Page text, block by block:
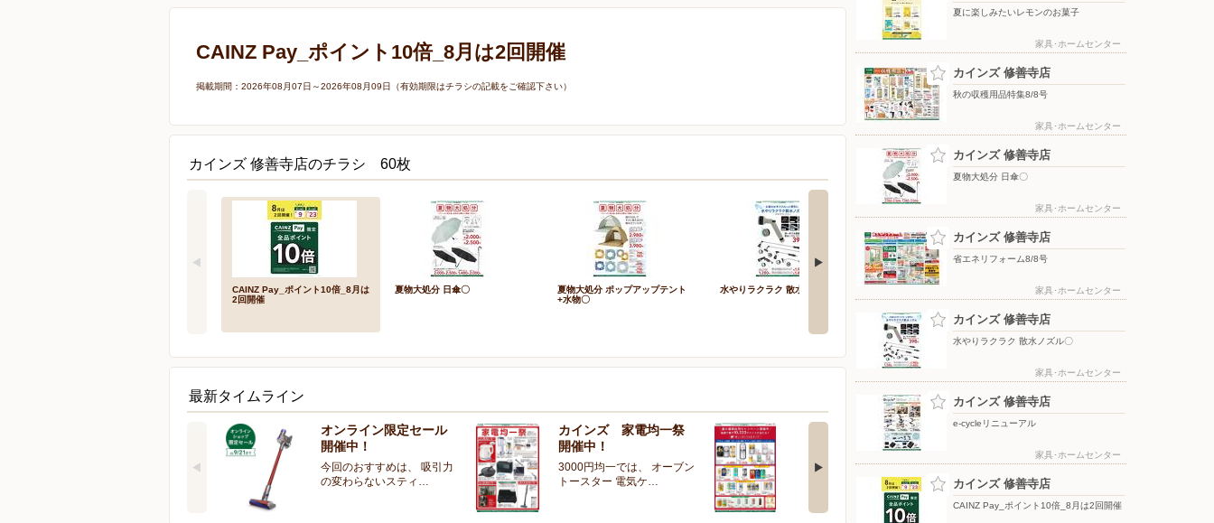
CAINZ Pay_ポイント10倍_8月は2回開催
掲載期間：2026年08月07日～2026年08月09日（有効期限はチラシの記載をご確認下さい）
カインズ 修善寺店のチラシ 60枚
CAINZ Pay_ポイント10倍_8月は
2回開催
夏物大処分 日傘〇
夏物大処分 ポップアップテント
+水物〇
水やりラクラク 散水ノズル〇
夏物大処分 ハンディーファン+氷
のう〇
最新タイムライン
オンライン限定セール
開催中！
今回のおすすめは、 吸引力
の変わらないスティ…
カインズ 家電均一祭
開催中！
3000円均一では、 オーブン
トースター 電気ケ…
夏の酒類合同キャンペ
夏の酒類合同キャンペーン
開催中！ 抽選で最大…
夏に楽しみたいレモンのお菓子
家具･ホームセンター
カインズ 修善寺店
秋の収穫用品特集8/8号
家具･ホームセンター
カインズ 修善寺店
夏物大処分 日傘〇
家具･ホームセンター
カインズ 修善寺店
省エネリフォーム8/8号
家具･ホームセンター
カインズ 修善寺店
水やりラクラク 散水ノズル〇
家具･ホームセンター
カインズ 修善寺店
e-cycleリニューアル
家具･ホームセンター
カインズ 修善寺店
CAINZ Pay_ポイント10倍_8月は2回開催